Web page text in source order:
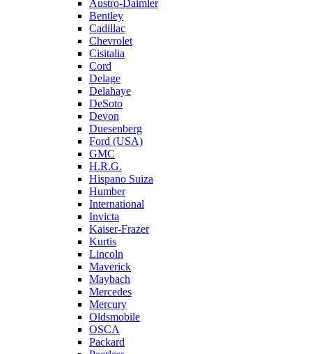
Austro-Daimler
Bentley
Cadillac
Chevrolet
Cisitalia
Cord
Delage
Delahaye
DeSoto
Devon
Duesenberg
Ford (USA)
GMC
H.R.G.
Hispano Suiza
Humber
International
Invicta
Kaiser-Frazer
Kurtis
Lincoln
Maverick
Maybach
Mercedes
Mercury
Oldsmobile
OSCA
Packard